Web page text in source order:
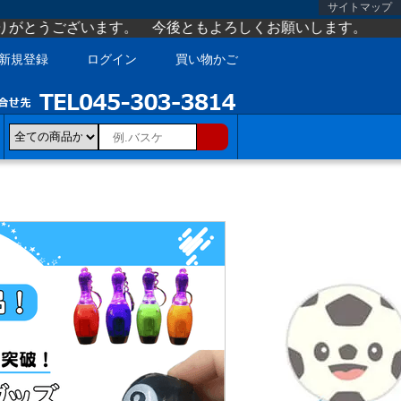
今後ともよろしくお願いします。
サイトマップ
規登録 ログイン 買い物かご